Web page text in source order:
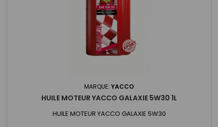
MARQUE: YACCO
HUILE MOTEUR YACCO GALAXIE 5W30 1L
HUILE MOTEUR YACCO GALAXIE 5W30